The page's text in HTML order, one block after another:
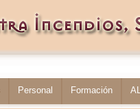
Personal Formación